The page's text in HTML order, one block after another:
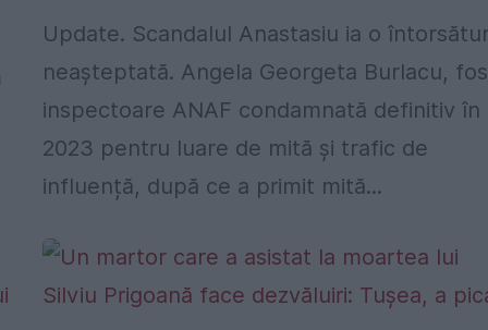
Update. Scandalul Anastasiu ia o
neașteptată. Angela Georgeta Burlacu,
inspectoare ANAF condamnată definitiv în
2023 pentru luare de mită și trafic de
influență, după ce a primit mită...